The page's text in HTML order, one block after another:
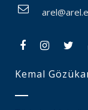
Kemal